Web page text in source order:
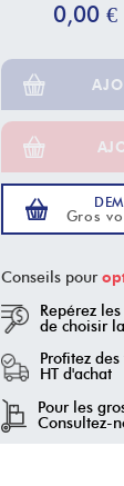
0,00 €
Gros
Conseils pour
Repérez les
de choisir
Profitez des
HT d'achat
Pour les
Consultez-